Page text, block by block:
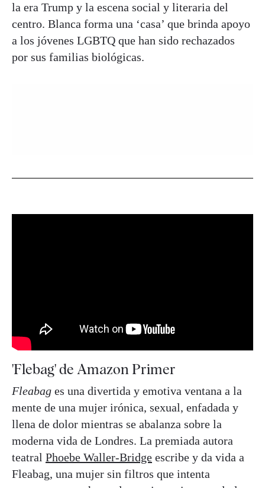
la era Trump y la escena social y literaria del
centro. Blanca forma una ‘casa’ que brinda apoyo
a los jóvenes LGBTQ que han sido rechazados
por sus familias biológicas.
'Flebag' de Amazon Primer
Fleabag es una divertida y emotiva ventana a la
mente de una mujer irónica, sexual, enfadada y
llena de dolor mientras se abalanza sobre la
moderna vida de Londres. La premiada autora
teatral Phoebe Waller-Bridge escribe y da vida a
Fleabag, una mujer sin filtros que intenta